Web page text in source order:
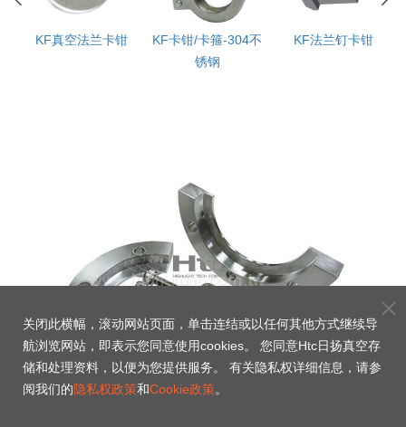
KF真空法兰卡钳
KF卡钳/卡箍-304不
锈钢
KF法兰钉卡钳
关闭此横幅，滚动网站页面，单击连结或以任何其他方式继续导
航浏览网站，即表示您同意使用cookies。 您同意Htc日扬真空存
储和处理资料，以便为您提供服务。 有关隐私权详细信息，请参
阅我们的隐私权政策和Cookie政策。